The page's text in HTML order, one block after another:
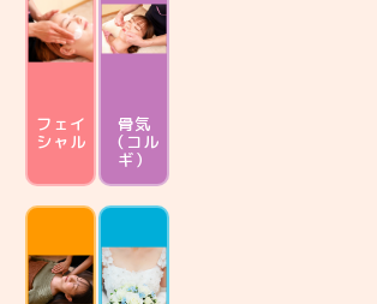
フェイ
シャル
骨気
（コル
ギ）